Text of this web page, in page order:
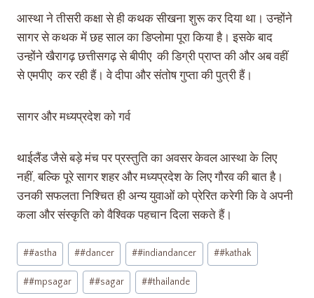
आस्था ने तीसरी कक्षा से ही कथक सीखना शुरू कर दिया था। उन्होंने
सागर से कथक में छह साल का डिप्लोमा पूरा किया है। इसके बाद
उन्होंने खैरागढ़ छत्तीसगढ़ से बीपीए की डिग्री प्राप्त की और अब वहीं
से एमपीए कर रही हैं। वे दीपा और संतोष गुप्ता की पुत्री हैं।
सागर और मध्यप्रदेश को गर्व
थाईलैंड जैसे बड़े मंच पर प्रस्तुति का अवसर केवल आस्था के लिए
नहीं, बल्कि पूरे सागर शहर और मध्यप्रदेश के लिए गौरव की बात है।
उनकी सफलता निश्चित ही अन्य युवाओं को प्रेरित करेगी कि वे अपनी
कला और संस्कृति को वैश्विक पहचान दिला सकते हैं।
##astha ##dancer ##indiandancer ##kathak
##mpsagar ##sagar ##thailande